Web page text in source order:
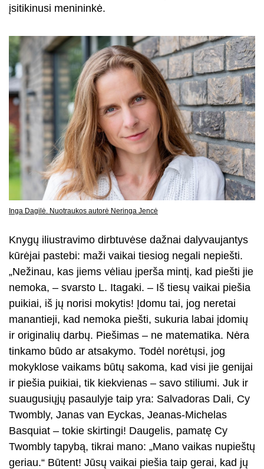
įsitikinusi menininkė.
Inga Dagilė. Nuotraukos autorė Neringa Jencė
Knygų iliustravimo dirbtuvėse dažnai dalyvaujantys
kūrėjai pastebi: maži vaikai tiesiog negali nepiešti.
„Nežinau, kas jiems vėliau įperša mintį, kad piešti jie
nemoka, – svarsto L. Itagaki. – Iš tiesų vaikai piešia
puikiai, iš jų norisi mokytis! Įdomu tai, jog neretai
manantieji, kad nemoka piešti, sukuria labai įdomių
ir originalių darbų. Piešimas – ne matematika. Nėra
tinkamo būdo ar atsakymo. Todėl norėtųsi, jog
mokyklose vaikams būtų sakoma, kad visi jie genijai
ir piešia puikiai, tik kiekvienas – savo stiliumi. Juk ir
suaugusiųjų pasaulyje taip yra: Salvadoras Dali, Cy
Twombly, Janas van Eyckas, Jeanas-Michelas
Basquiat – tokie skirtingi! Daugelis, pamatę Cy
Twombly tapybą, tikrai mano: „Mano vaikas nupieštų
geriau.“ Būtent! Jūsų vaikai piešia taip gerai, kad jų